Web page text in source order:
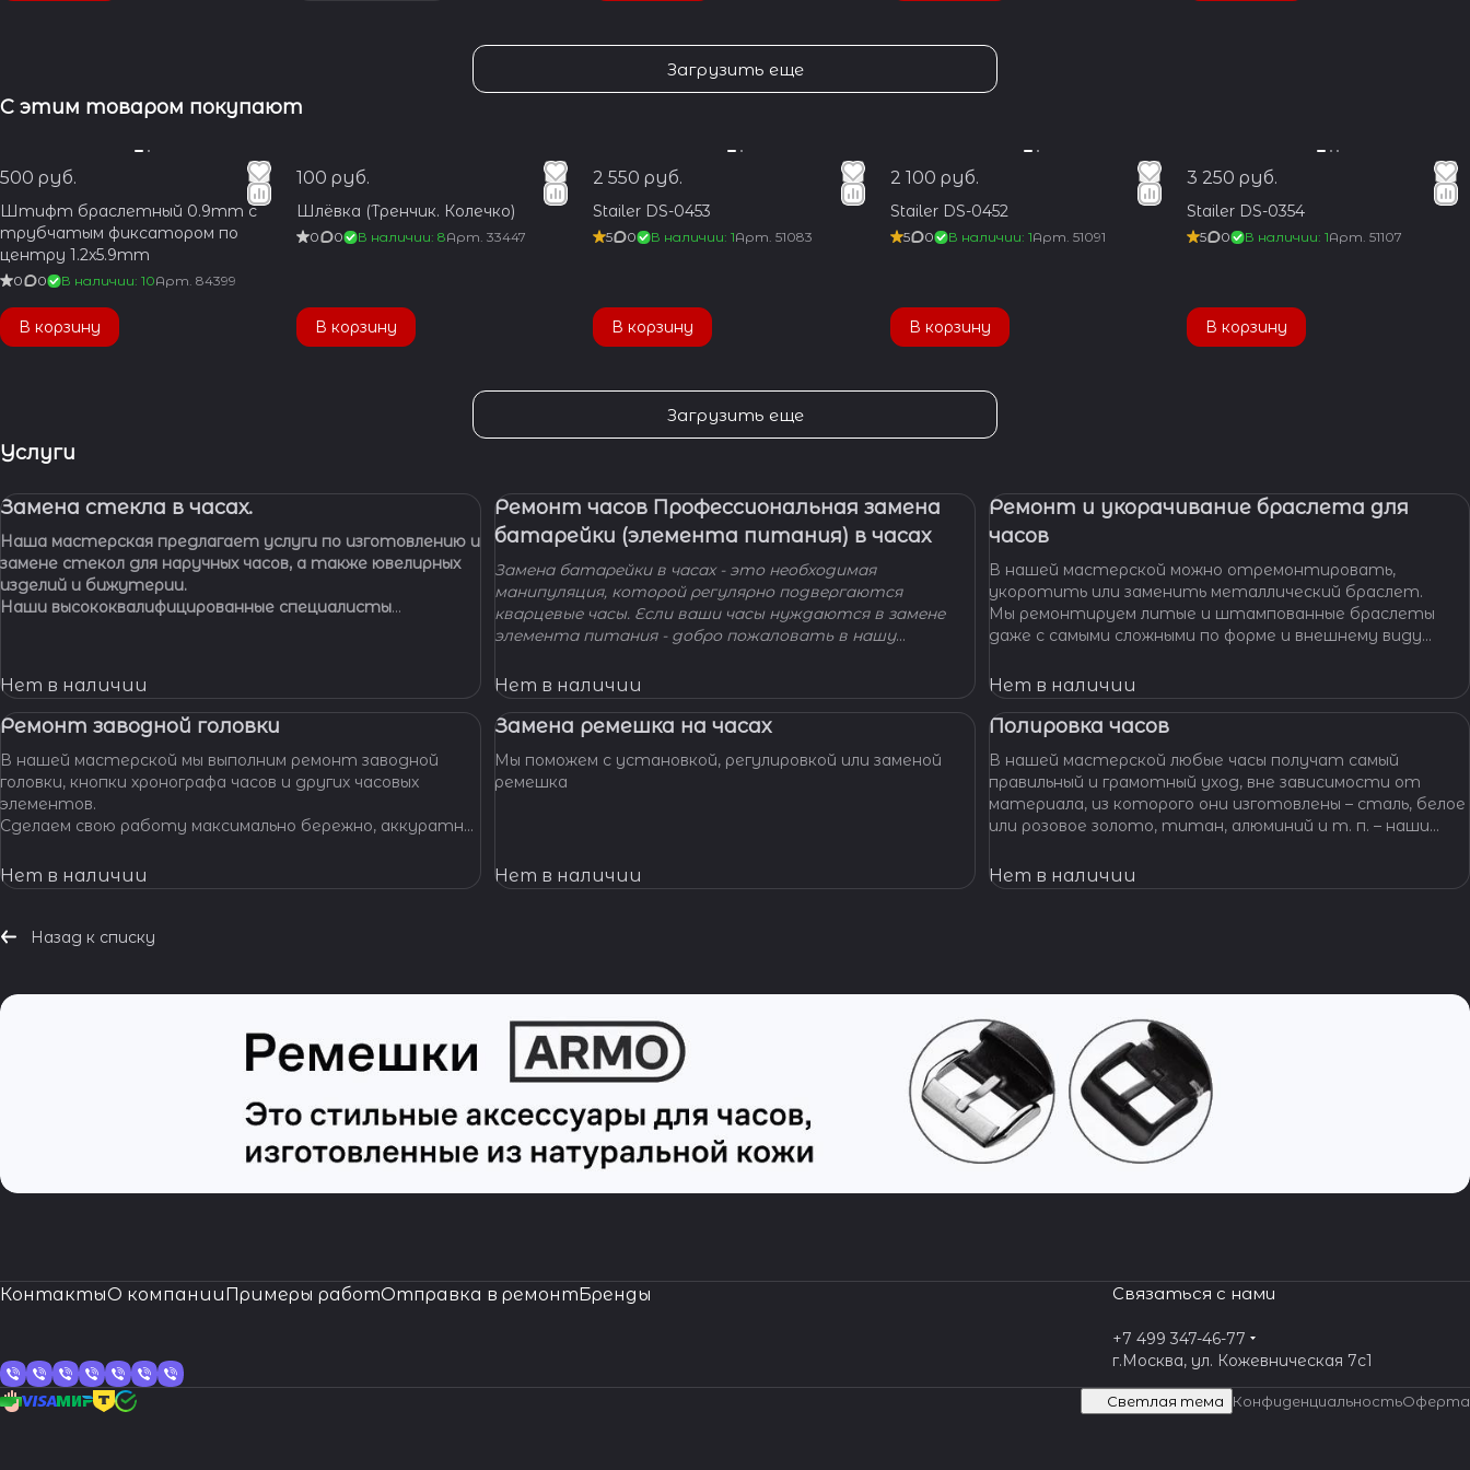
Загрузить еще
С этим товаром покупают
500 руб.
Штифт браслетный 0.9mm с
трубчатым фиксатором по
центру 1.2x5.9mm
0 0 В наличии: 10Арт. 84399
В корзину
100 руб.
Шлёвка (Тренчик. Колечко)
0 0 В наличии: 8Арт.33447
В корзину
2 550 руб.
Stailer DS-0453
5 0 В наличии: 1Арт.51083
В корзину
2 100 руб.
Stailer DS-0452
5 0 В наличии: 1Арт. 51091
В корзину
3 250 руб.
Stailer DS-0354
5 0 В наличии: 1Арт. 51107
В корзину
Загрузить еще
Услуги
Замена стекла в часах.
Наша мастерская предлагает услуги по изготовлению и
замене стекол для наручных часов, а также ювелирных
изделий и бижутерии.
Наши высококвалифицированные специалисты
Нет в наличии
Ремонт часов Профессиональная замена
батарейки (элемента питания) в часах
Замена батарейки в часах - это необходимая
манипуляция, которой регулярно подвергаются
кварцевые часы. Если ваши часы нуждаются в замене
элемента питания - добро пожаловать в нашу
вам решить вашу проблему и произведут замену
батарейки профессионально, быстро, качественно и по
доступной цене.
Нет в наличии
Ремонт и укорачивание браслета для
часов
В нашей мастерской можно отремонтировать,
укоротить или заменить металлический браслет.
Мы ремонтируем литые и штампованные браслеты
даже с самыми сложными по форме и внешнему виду
Нет в наличии
Ремонт заводной головки
В нашей мастерской мы выполним ремонт заводной
головки, кнопки хронографа часов и других часовых
элементов.
Сделаем свою работу максимально бережно, аккуратно
часов.
Нет в наличии
Замена ремешка на часах
Мы поможем с установкой, регулировкой или заменой
ремешка
Нет в наличии
Полировка часов
В нашей мастерской любые часы получат самый
правильный и грамотный уход, вне зависимости от
материала, из которого они изготовлены – сталь, белое
или розовое золото, титан, алюминий и т. п. – наши
материал.
Нет в наличии
Назад к списку
КонтактыО компанииПримеры работОтправка в ремонтБренды Связаться с нами
+7 499 347-46-77
г.Москва, ул. Кожевническая 7c1
Светлая тема КонфиденциальностьОферта